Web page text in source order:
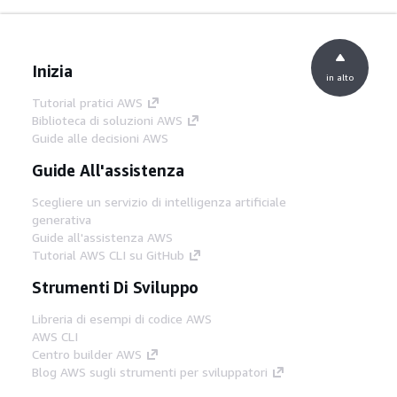
Inizia
Tutorial pratici AWS
Biblioteca di soluzioni AWS
Guide alle decisioni AWS
Guide All'assistenza
Scegliere un servizio di intelligenza artificiale
generativa
Guide all'assistenza AWS
Tutorial AWS CLI su GitHub
Strumenti Di Sviluppo
Libreria di esempi di codice AWS
AWS CLI
Centro builder AWS
Blog AWS sugli strumenti per sviluppatori
in alto